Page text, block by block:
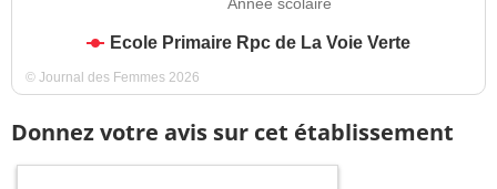
Année scolaire
Ecole Primaire Rpc de La Voie Verte
© Journal des Femmes 2026
Donnez votre avis sur cet établissement